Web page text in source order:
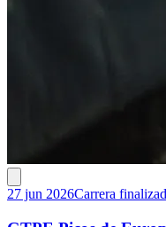
27 jun 2026Carrera